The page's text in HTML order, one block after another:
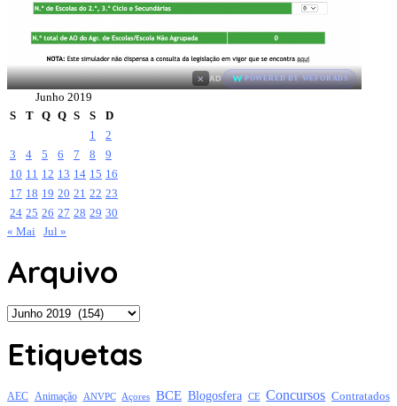
× AD POWERED BY WEFORADS
Junho 2019
S
T Q Q S S
D
1
2
3
4 5 6 7 8
9
10 11 12 13 14 15 16
17 18 19 20 21 22 23
24 25 26 27 28 29 30
« Mai
Jul »
Arquivo
Arquivo
Etiquetas
AEC Animação ANVPC Açores BCE Blogosfera CE Concursos Contratados